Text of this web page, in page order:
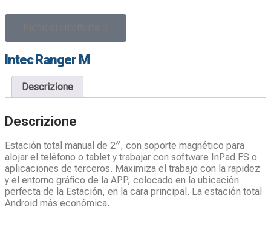
Intec Ranger M
Descrizione
Descrizione
Estación total manual de 2″, con soporte magnético para
alojar el teléfono o tablet y trabajar con software InPad FS o
aplicaciones de terceros. Maximiza el trabajo con la rapidez
y el entorno gráfico de la APP, colocado en la ubicación
perfecta de la Estación, en la cara principal. La estación total
Android más económica.